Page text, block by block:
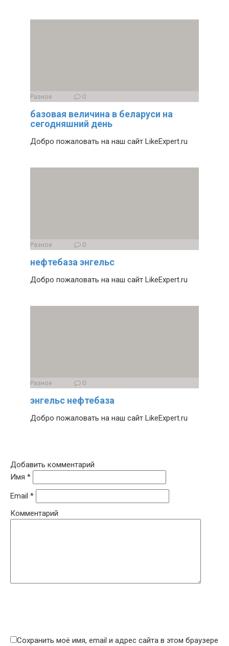
Разное 0
базовая величина в беларуси на
сегодняшний день
Добро пожаловать на наш сайт LikeExpert.ru
Разное 0
нефтебаза энгельс
Добро пожаловать на наш сайт LikeExpert.ru
Разное 0
энгельс нефтебаза
Добро пожаловать на наш сайт LikeExpert.ru
Добавить комментарий
Имя *
Email *
Комментарий
Сохранить моё имя, email и адрес сайта в этом браузере